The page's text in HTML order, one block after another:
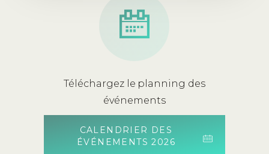
Téléchargez le planning des
événements
CALENDRIER DES
ÉVÉNEMENTS 2026